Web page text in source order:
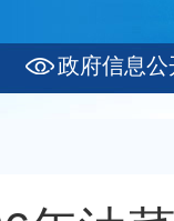
政府信息公